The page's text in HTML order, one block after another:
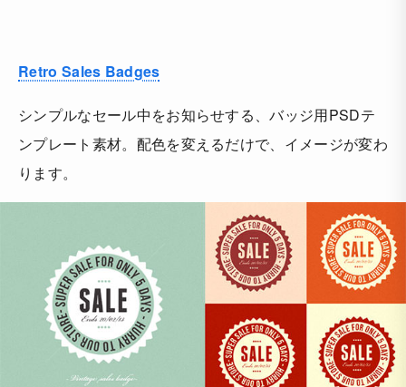
Retro Sales Badges
シンプルなセール中をお知らせする、バッジ用PSDテ
ンプレート素材。配色を変えるだけで、イメージが変わ
ります。